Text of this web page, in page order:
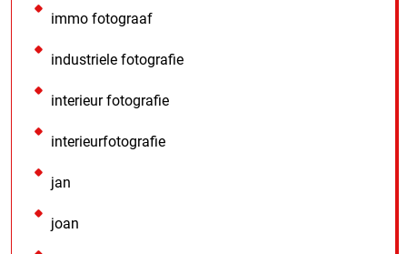
immo fotograaf
industriele fotografie
interieur fotografie
interieurfotografie
jan
joan